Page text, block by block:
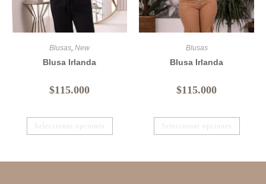
Blusas New
Blusa Irlanda
$115.000
Seleccionar opciones
Blusas
Blusa Irlanda
$115.000
Seleccionar opciones